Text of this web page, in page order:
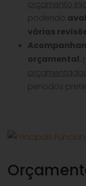
orçamento
podendo
várias
orçamental,
períodos